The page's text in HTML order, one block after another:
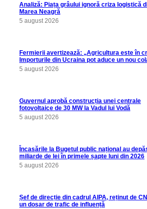
Analiză: Piața grâului ignoră criza logistică
Marea Neagră
5 august 2026
Fermierii avertizează: „Agricultura este în
Importurile din Ucraina pot aduce un nou
5 august 2026
Guvernul aprobă construcția unei centrale
fotovoltaice de 30 MW la Vadul lui Vodă
5 august 2026
Încasările la Bugetul public național au
miliarde de lei în primele șapte luni din 2026
5 august 2026
Șef de direcție din cadrul AIPA, reținut de
un dosar de trafic de influență